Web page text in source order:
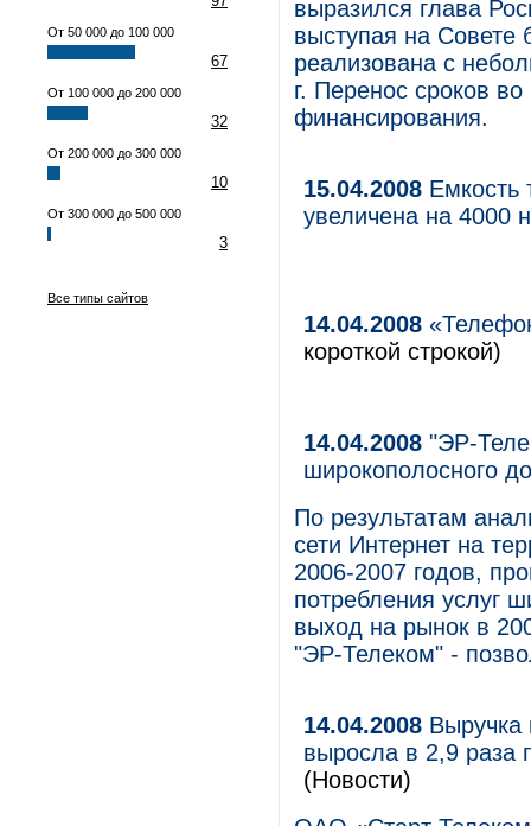
От 50 000 до 100 000
67
От 100 000 до 200 000
32
От 200 000 до 300 000
10
От 300 000 до 500 000
3
Все типы сайтов
выразился глава
выступая на Совете
реализована с
г. Перенос сроков
финансирования.
15.04.2008 Емкость
увеличена на 4000
14.04.2008
короткой строкой)
14.04.2008 "ЭР-
широкополосного
По результатам
сети Интернет на
2006-2007 годов,
потребления услуг
выход на рынок в
"ЭР-Телеком" -
14.04.2008 Выручка
выросла в 2,9 раза
(Новости)